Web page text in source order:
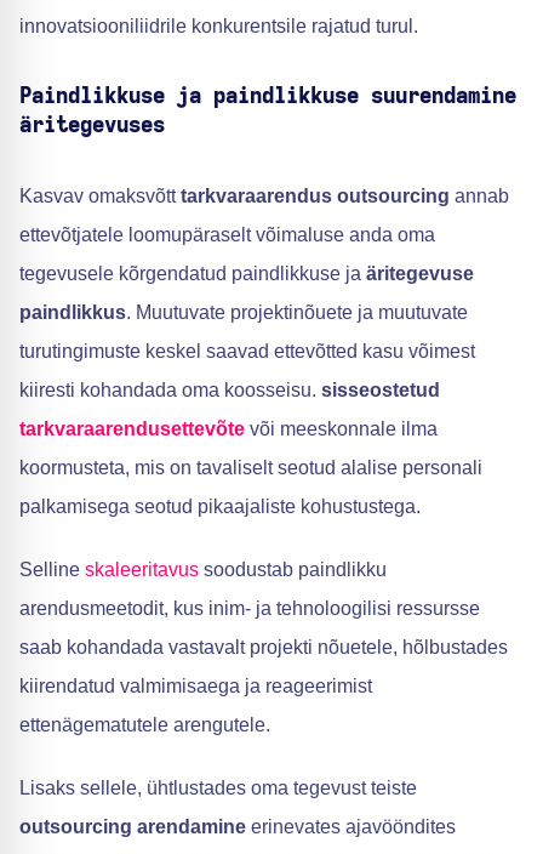
innovatsiooniliidrile konkurentsile rajatud turul.
Paindlikkuse ja paindlikkuse suurendamine
äritegevuses
Kasvav omaksvõtttarkvaraarendus outsourcing annab
ettevõtjatele loomupäraselt võimaluse anda oma
tegevusele kõrgendatud paindlikkuse ja äritegevuse
paindlikkus. Muutuvate projektinõuete ja muutuvate
turutingimuste keskel saavad ettevõtted kasu võimest
kiiresti kohandada oma koosseisu. sisseostetud
tarkvaraarendusettevõte või meeskonnale ilma
koormusteta, mis on tavaliselt seotud alalise personali
palkamisega seotud pikaajaliste kohustustega.
Selline skaleeritavus soodustab paindlikku
arendusmeetodit, kus inim- ja tehnoloogilisi ressursse
saab kohandada vastavalt projekti nõuetele, hõlbustades
kiirendatud valmimisaega ja reageerimist
ettenägematutele arengutele.
Lisaks sellele, ühtlustades oma tegevust teiste
outsourcing arendamine erinevates ajavööndites